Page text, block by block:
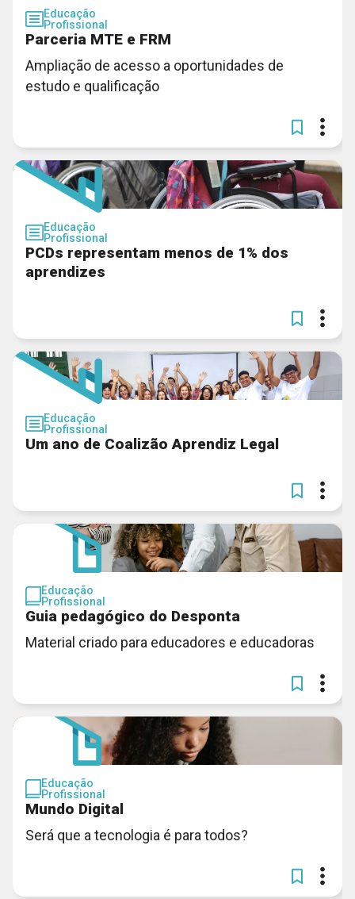
Educação
Profissional
Parceria MTE e FRM
Ampliação de acesso a oportunidades de
estudo e qualificação
Educação
Profissional
PCDs representam menos de 1% dos
aprendizes
Educação
Profissional
Um ano de Coalizão Aprendiz Legal
Educação
Profissional
Guia pedagógico do Desponta
Material criado para educadores e educadoras
Educação
Profissional
Mundo Digital
Será que a tecnologia é para todos?